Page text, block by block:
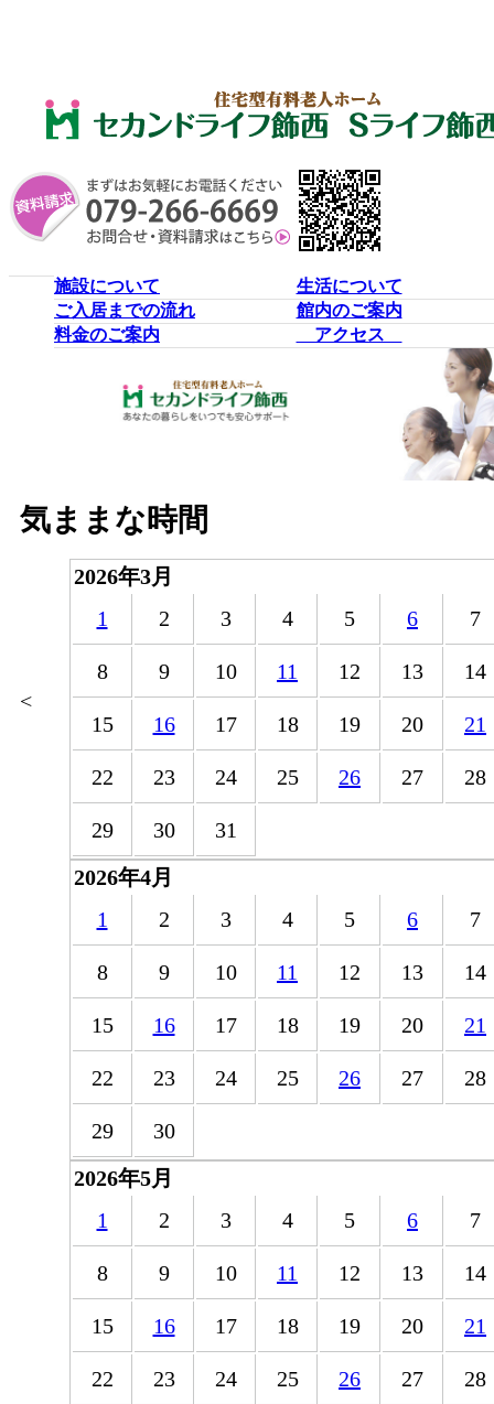
施設について
生活について
ご入居までの流れ
館内のご案内
料金のご案内
アクセス
気ままな時間
<
2026年3月
1
2 3 4 5 6 7
8 9 10 11 12 13 14
15 16 17 18 19 20 21
22 23 24 25 26 27 28
29 30
31
2026年4月
1
2 3 4 5 6 7
8 9 10 11 12 13 14
15 16 17 18 19 20 21
22 23 24 25 26 27 28
29
30
2026年5月
1
2 3 4 5 6 7
8 9 10 11 12 13 14
15 16 17 18 19 20 21
22 23 24 25 26 27 28